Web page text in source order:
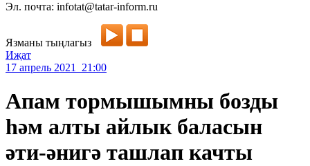
Эл. почта: infotat@tatar-inform.ru
Язманы тыңлагыз
Иҗат
17 апрель 2021 21:00
Апам тормышымны бозды
һәм алты айлык баласын
әти-әнигә ташлап качты